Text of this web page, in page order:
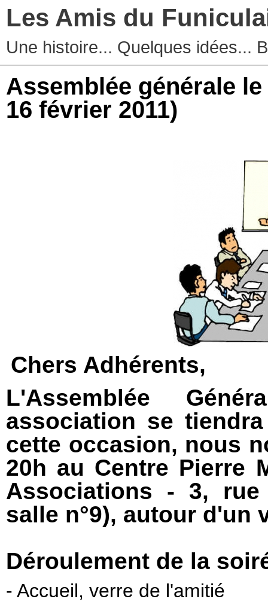
Les Amis du
Une histoire... Quelques idées...
Assemblée générale
16 février 2011)
Chers Adhérents,
L'Assemblée
association se
cette occasion, nous
20h au Centre Pierre
Associations - 3,
salle n°9), autour d'un
Déroulement de la
- Accueil, verre de l'amitié